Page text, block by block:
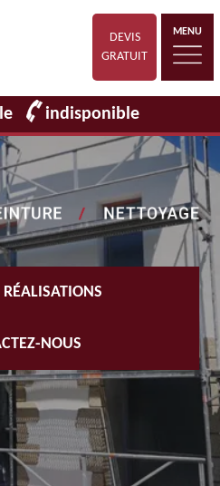
DEVIS
GRATUIT
MENU
indisponible
NOUS